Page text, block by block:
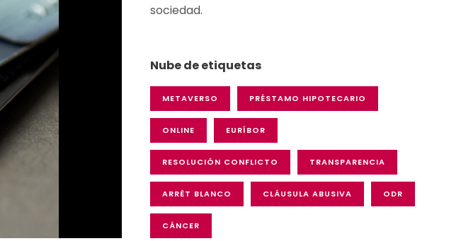
sociedad.
Nube de etiquetas
METAVERSO PRÉSTAMO HIPOTECARIO
ONLINE EURÍBOR
RESOLUCIÓN CONFLICTO TRANSPARENCIA
ARRÊT BLANCO CLÁUSULA ABUSIVA ODR
CÁNCER